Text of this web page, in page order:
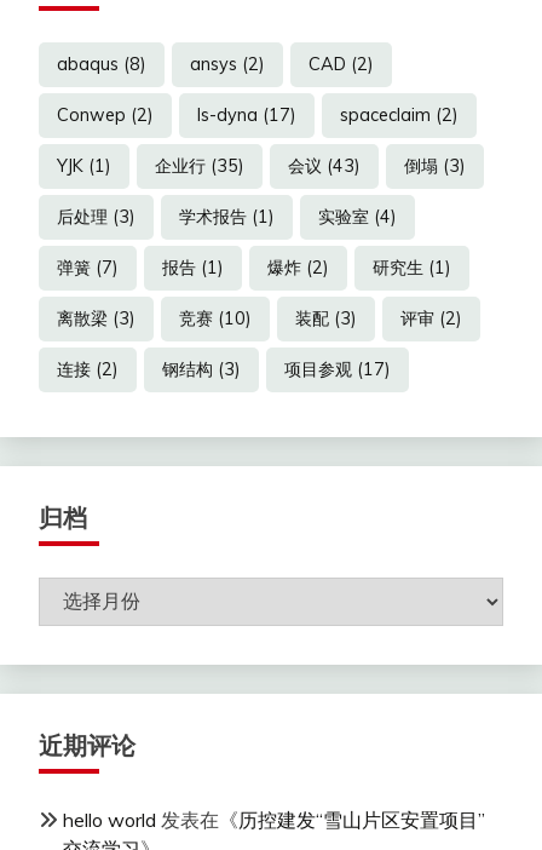
abaqus (8) ansys (2) CAD (2)
Conwep (2) ls-dyna (17) spaceclaim (2)
YJK (1) 企业行 (35) 会议 (43) 倒塌 (3)
后处理 (3) 学术报告 (1) 实验室 (4)
弹簧 (7) 报告 (1) 爆炸 (2) 研究生 (1)
离散梁 (3) 竞赛 (10) 装配 (3) 评审 (2)
连接 (2) 钢结构 (3) 项目参观 (17)
归档
档
近期评论
hello world 发表在《历控建发“雪山片区安置项目”